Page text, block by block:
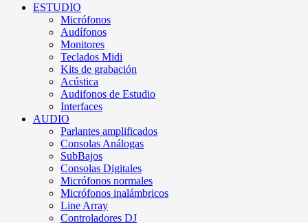
ESTUDIO
Micrófonos
Audífonos
Monitores
Teclados Midi
Kits de grabación
Acústica
Audifonos de Estudio
Interfaces
AUDIO
Parlantes amplificados
Consolas Análogas
SubBajos
Consolas Digitales
Micrófonos normales
Micrófonos inalámbricos
Line Array
Controladores DJ